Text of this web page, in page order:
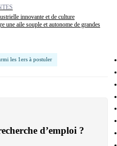
innovante et de culture
une aile souple et autonome de grandes
les 1ers à postuler
d’emploi ?